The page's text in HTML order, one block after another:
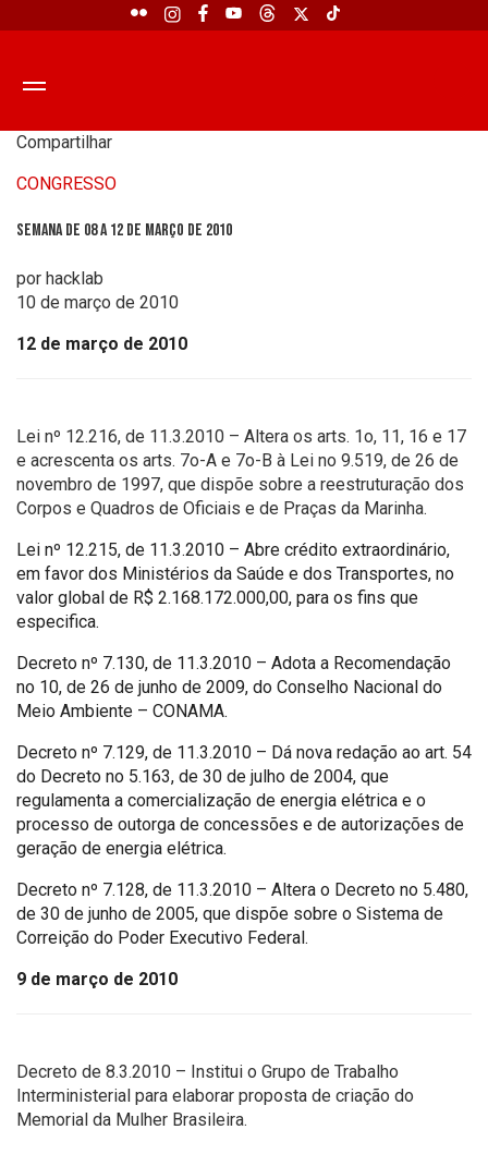
Compartilhar
CONGRESSO
Semana de 08 a 12 de março de 2010
por hacklab
10 de março de 2010
12 de março de 2010
Lei nº 12.216, de 11.3.2010 – Altera os arts. 1o, 11, 16 e 17
e acrescenta os arts. 7o-A e 7o-B à Lei no 9.519, de 26 de
novembro de 1997, que dispõe sobre a reestruturação dos
Corpos e Quadros de Oficiais e de Praças da Marinha.
Lei nº 12.215, de 11.3.2010 – Abre crédito extraordinário,
em favor dos Ministérios da Saúde e dos Transportes, no
valor global de R$ 2.168.172.000,00, para os fins que
especifica.
Decreto nº 7.130, de 11.3.2010 – Adota a Recomendação
no 10, de 26 de junho de 2009, do Conselho Nacional do
Meio Ambiente – CONAMA.
Decreto nº 7.129, de 11.3.2010 – Dá nova redação ao art. 54
do Decreto no 5.163, de 30 de julho de 2004, que
regulamenta a comercialização de energia elétrica e o
processo de outorga de concessões e de autorizações de
geração de energia elétrica.
Decreto nº 7.128, de 11.3.2010 – Altera o Decreto no 5.480,
de 30 de junho de 2005, que dispõe sobre o Sistema de
Correição do Poder Executivo Federal.
9 de março de 2010
Decreto de 8.3.2010 – Institui o Grupo de Trabalho
Interministerial para elaborar proposta de criação do
Memorial da Mulher Brasileira.